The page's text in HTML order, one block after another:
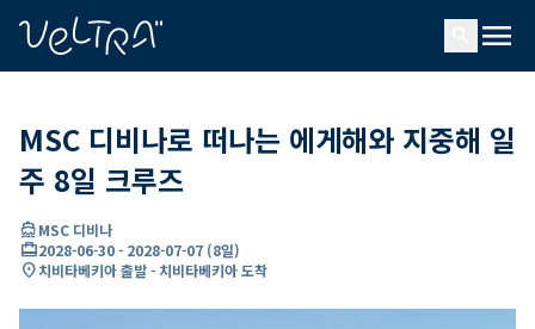
menu
MSC 디비나로 떠나는 에게해와 지중해 일
주 8일 크루즈
directions_boatMSC 디비나
card_travel2028-06-30- 2028-07-07 (8일)
location_on치비타베키아 출발 - 치비타베키아 도착